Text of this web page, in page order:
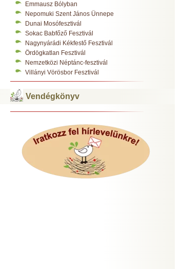
Emmausz Bólyban
Nepomuki Szent János Ünnepe
Dunai Mosófesztivál
Sokac Babfőző Fesztivál
Nagynyárádi Kékfestő Fesztivál
Ördögkatlan Fesztivál
Nemzetközi Néptánc-fesztivál
Villányi Vörösbor Fesztivál
Vendégkönyv